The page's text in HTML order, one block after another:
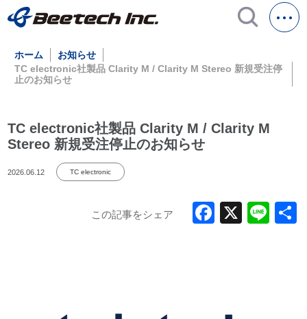
ホーム
お知らせ
TC electronic社製品 Clarity M / Clarity M Stereo 新規受注停
止のお知らせ
TC electronic社製品 Clarity M / Clarity M
Stereo 新規受注停止のお知らせ
2026.06.12 TC electronic
この記事をシェア X